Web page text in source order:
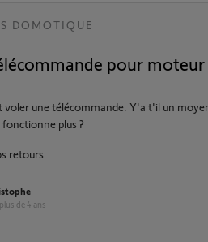
DOMOTIQUE
pour moteur
voler une télécommande. Y'a t'il un
plus ?
retours
plus de 4 ans